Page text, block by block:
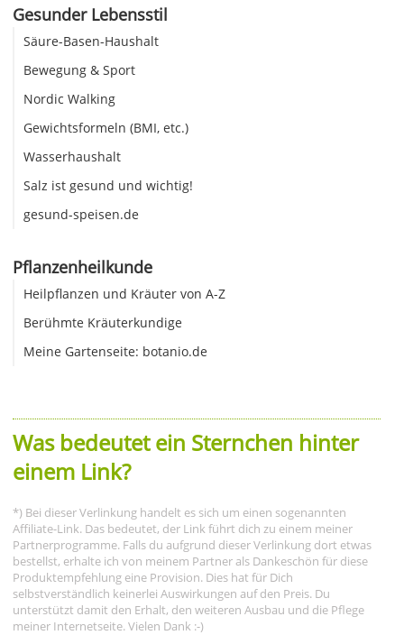
Gesunder Lebensstil
Säure-Basen-Haushalt
Bewegung & Sport
Nordic Walking
Gewichtsformeln (BMI, etc.)
Wasserhaushalt
Salz ist gesund und wichtig!
gesund-speisen.de
Pflanzenheilkunde
Heilpflanzen und Kräuter von A-Z
Berühmte Kräuterkundige
Meine Gartenseite: botanio.de
Was bedeutet ein Sternchen hinter
einem Link?
*) Bei dieser Verlinkung handelt es sich um einen sogenannten
Affiliate-Link. Das bedeutet, der Link führt dich zu einem meiner
Partnerprogramme. Falls du aufgrund dieser Verlinkung dort etwas
bestellst, erhalte ich von meinem Partner als Dankeschön für diese
Produktempfehlung eine Provision. Dies hat für Dich
selbstverständlich keinerlei Auswirkungen auf den Preis. Du
unterstützt damit den Erhalt, den weiteren Ausbau und die Pflege
meiner Internetseite. Vielen Dank :-)